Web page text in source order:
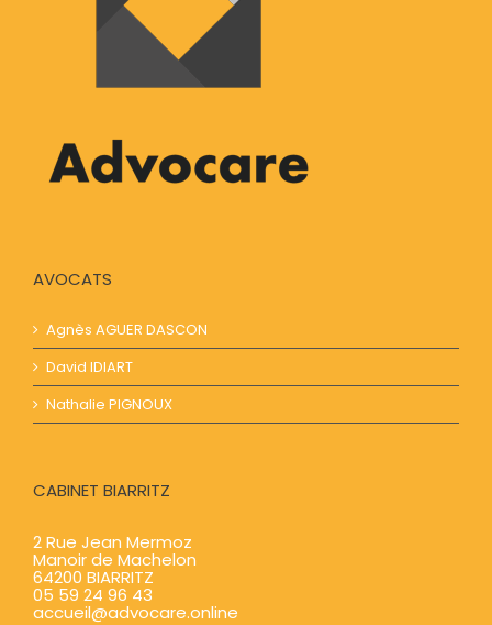
AVOCATS
Agnès AGUER​​ DASCON
David IDIART​​
Nathalie PIGNOUX
CABINET BIARRITZ
2 Rue Jean Mermoz
Manoir de Machelon
64200 BIARRITZ
05 59 24 96 43
accueil@advocare.online